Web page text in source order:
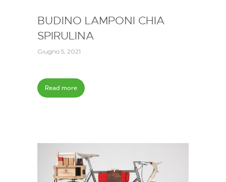
BUDINO LAMPONI CHIA
SPIRULINA
Giugno 5, 2021
Read more